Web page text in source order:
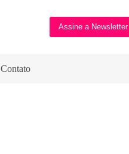
Assine a Newsletter
Contato